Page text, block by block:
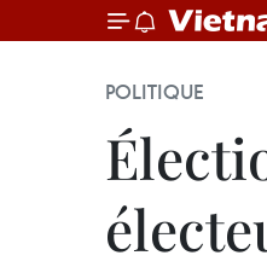
POLITIQUE